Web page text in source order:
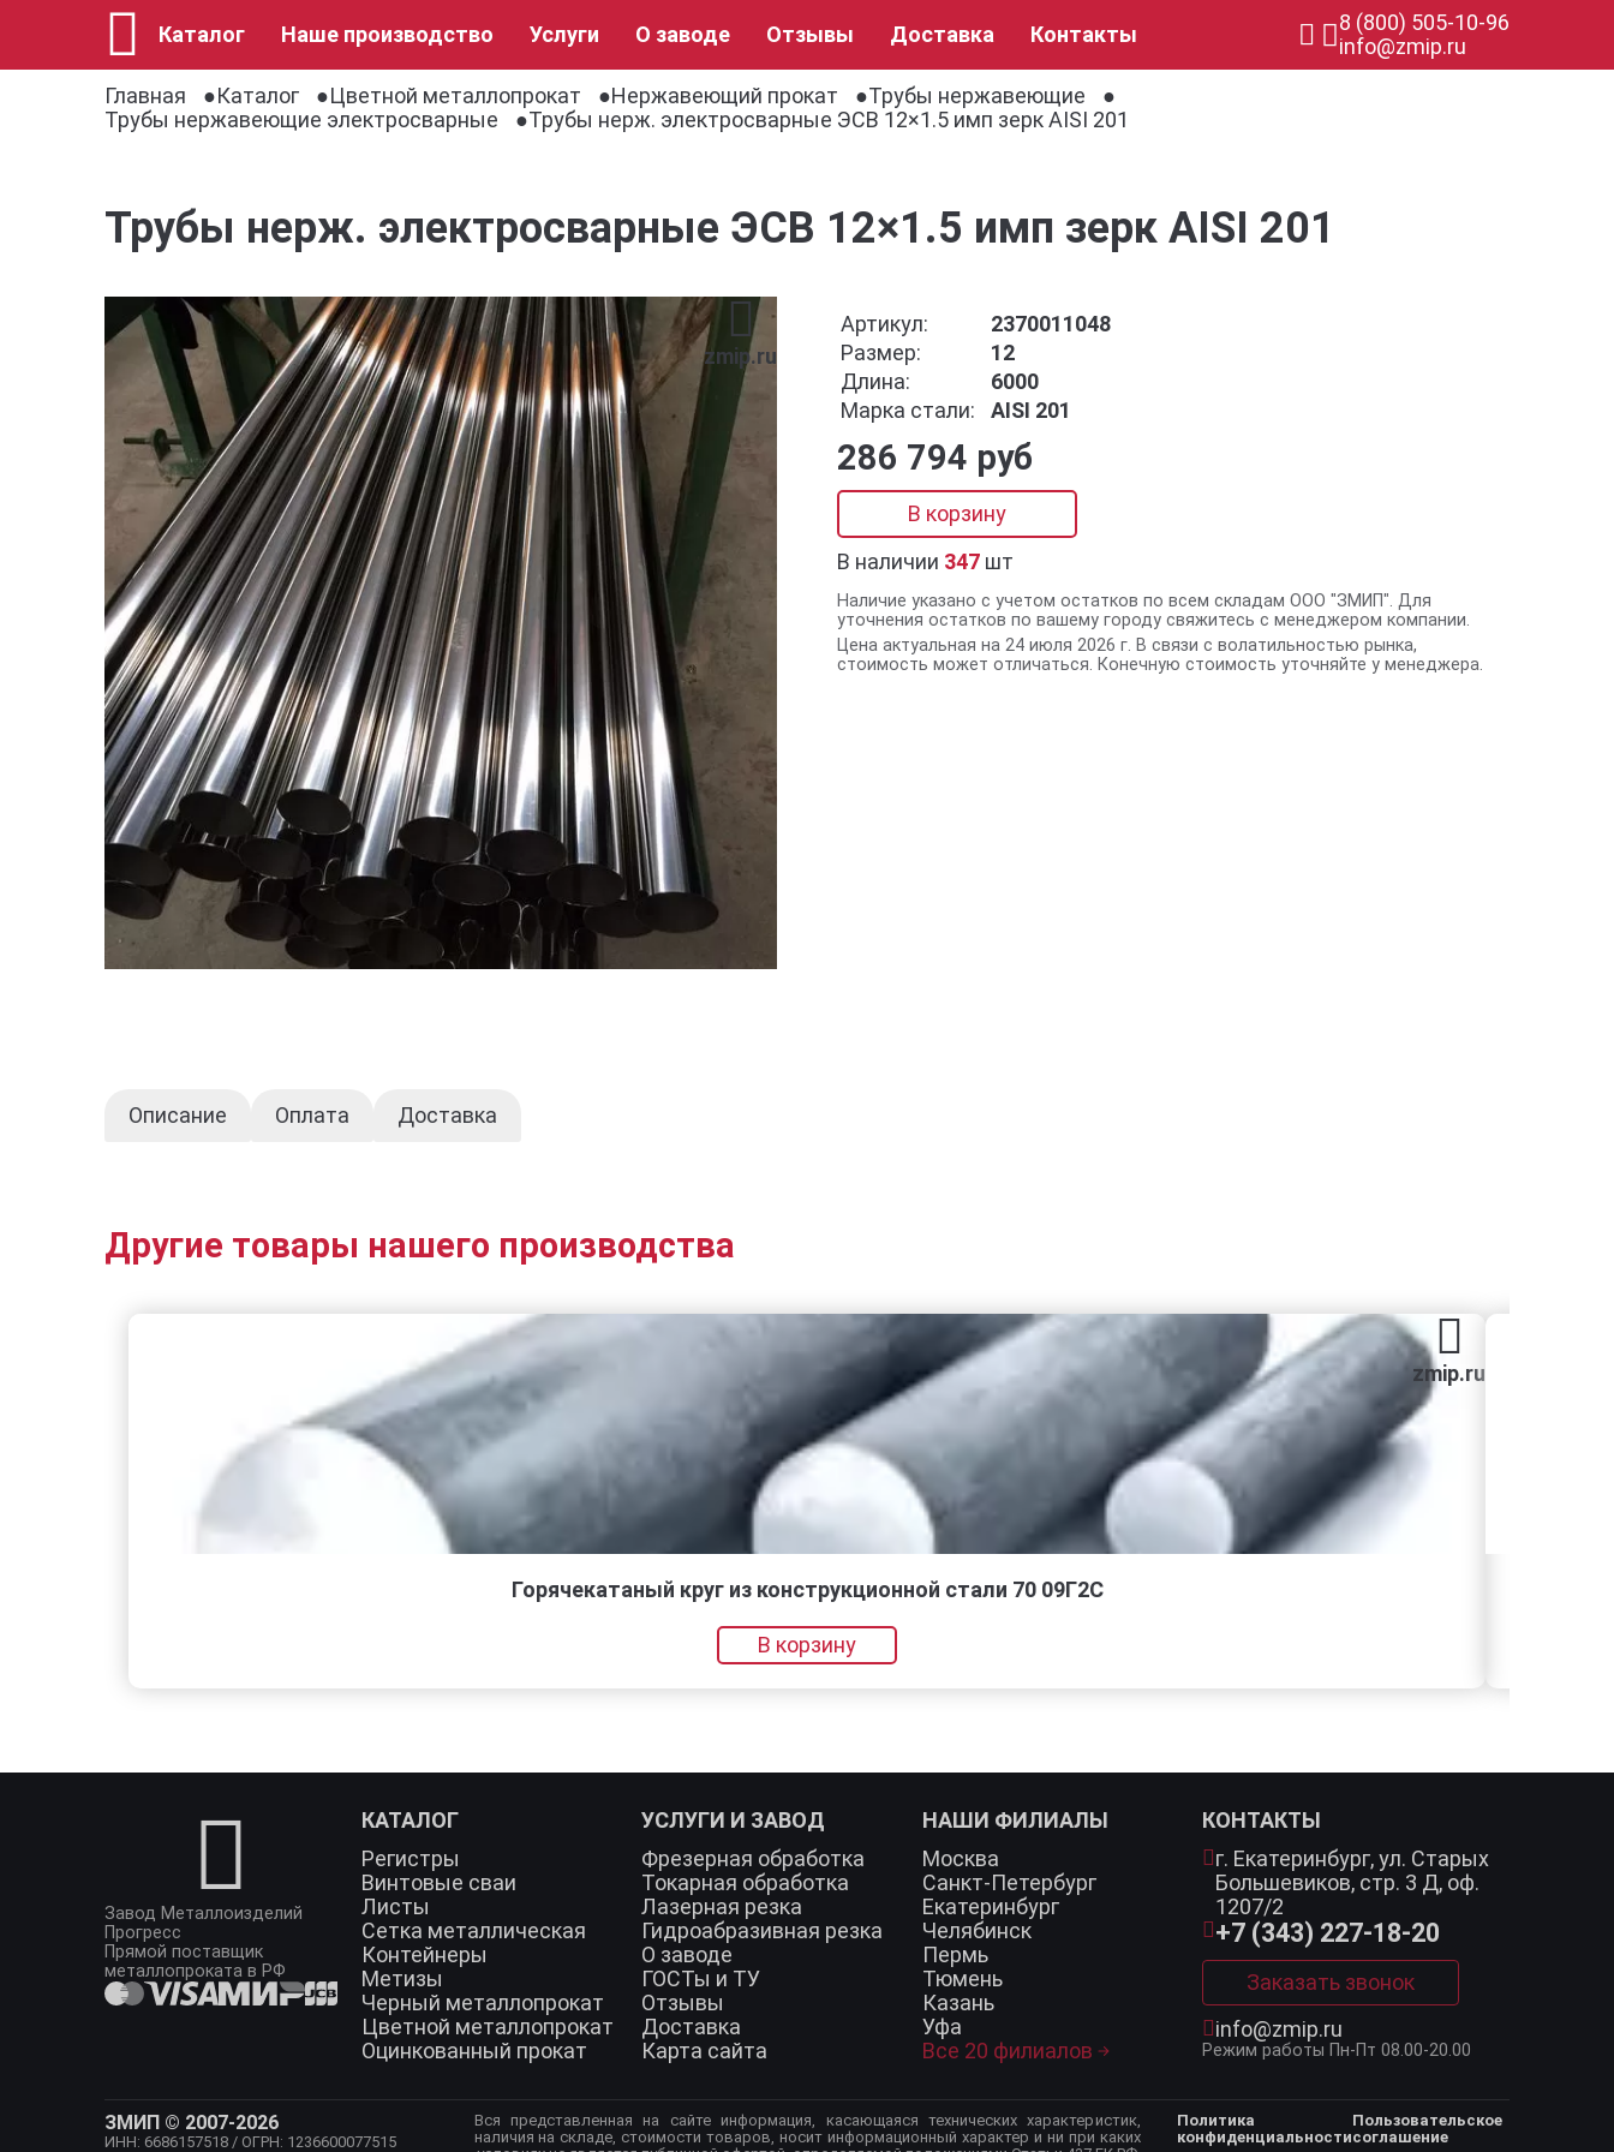
Каталог Наше производство Услуги О заводе Отзывы Доставка Контакты
8 (800) 505-10-96
info@zmip.ru
Главная
Каталог Цветной металлопрокат Нержавеющий прокат
Трубы нержавеющие
Трубы нержавеющие электросварные
Трубы нерж. электросварные ЭСВ 12×1.5 имп зерк AISI 201
Трубы нерж. электросварные ЭСВ 12×1.5 имп зерк AISI 201
zmip.ru
Артикул:
2370011048
Размер:
12
Длина:
6000
Марка стали:
AISI 201
286 794 руб
В корзину
В наличии 347 шт
Наличие указано с учетом остатков по всем складам ООО "ЗМИП". Для
уточнения остатков по вашему городу свяжитесь с менеджером компании.
Цена актуальная на 24 июля 2026 г. В связи с волатильностью рынка,
стоимость может отличаться. Конечную стоимость уточняйте у менеджера.
Описание Оплата Доставка
Другие товары нашего производства
zmip.ru
Горячекатаный круг из конструкционной стали 70 09Г2С
В корзину
Завод Металлоизделий
Прогресс
Прямой поставщик
металлопроката в РФ
КАТАЛОГ
Регистры
Винтовые сваи
Листы
Сетка металлическая
Контейнеры
Метизы
Черный металлопрокат
Цветной металлопрокат
Оцинкованный прокат
УСЛУГИ И ЗАВОД
Фрезерная обработка
Токарная обработка
Лазерная резка
Гидроабразивная резка
О заводе
ГОСТы и ТУ
Отзывы
Доставка
Карта сайта
НАШИ ФИЛИАЛЫ
Москва
Санкт-Петербург
Екатеринбург
Челябинск
Пермь
Тюмень
Казань
Уфа
Все 20 филиалов
КОНТАКТЫ
г. Екатеринбург,ул. Старых
Большевиков, стр. 3 Д, оф.
1207/2
+7 (343) 227-18-20
Заказать звонок
info@zmip.ru
Режим работы Пн-Пт 08.00-20.00
ЗМИП © 2007-2026
ИНН: 6686157518 / ОГРН: 1236600077515
Вся представленная на сайте информация, касающаяся технических характеристик,
наличия на складе, стоимости товаров, носит информационный характер и ни при каких
Политика
конфиденциальности
Пользовательское
соглашение